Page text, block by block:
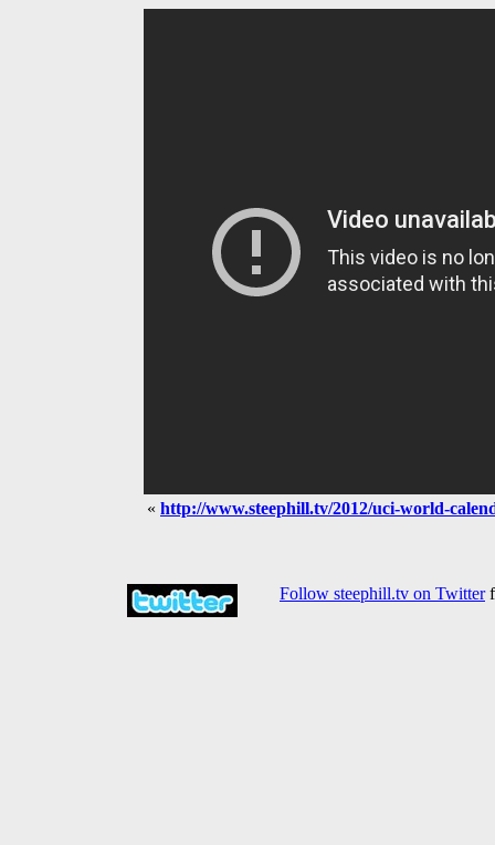
« http://www.steephill.tv/2012/uci-world-
Follow steephill.tv on Twitter